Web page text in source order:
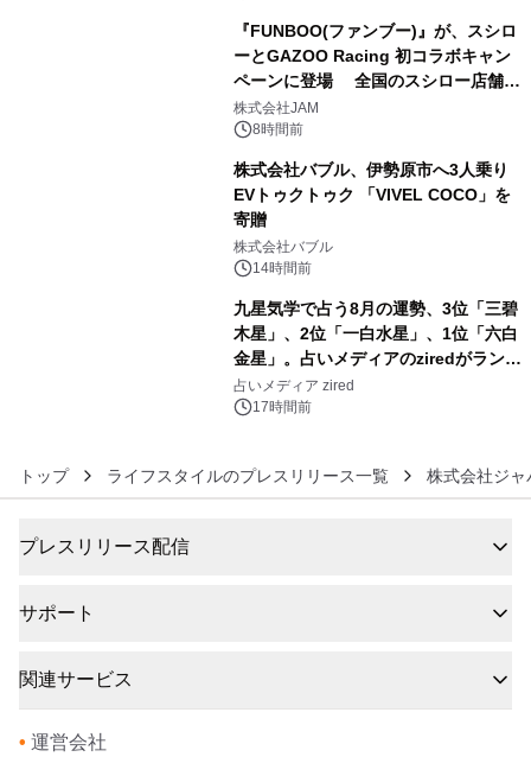
『FUNBOO(ファンブー)』が、スシロ
ーとGAZOO Racing 初コラボキャン
ペーンに登場 全国のスシロー店舗で
GR 4車種の FUNBOO(ミニカー)付き
メニューが展開されます
株式会社JAM
8時間前
株式会社バブル、伊勢原市へ3人乗り
EVトゥクトゥク 「VIVEL COCO」を
寄贈
株式会社バブル
14時間前
九星気学で占う8月の運勢、3位「三碧
木星」、2位「一白水星」、1位「六白
金星」。占いメディアのziredがランキ
ングを発表
占いメディア zired
17時間前
トップ ライフスタイルのプレスリリース一覧 株式会社ジャ
プレスリリース配信
サポート
関連サービス
• 運営会社